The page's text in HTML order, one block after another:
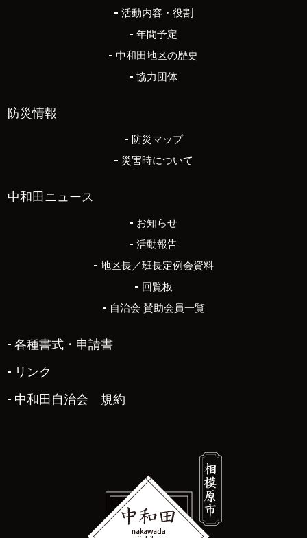
活動内容・役割
年間予定
中和田地区の歴史
協力団体
防災情報
防災マップ
災害時について
中和田ニュース
お知らせ
活動報告
地区長／班長定例会資料
回覧板
自治会 賛助会員一覧
各種書式・申請書
リンク
中和田自治会 規約